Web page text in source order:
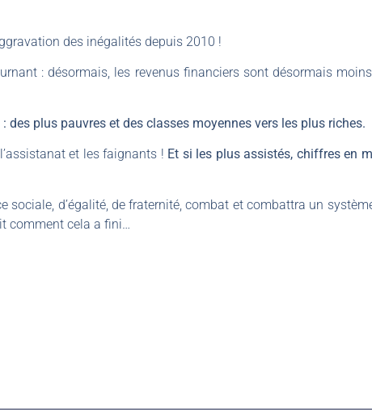
des inégalités depuis 2010 !
: désormais, les revenus financiers sont désormais
des plus pauvres et des classes moyennes vers les plus riches.
et les faignants ! Et si les plus assistés, chiffres en
sociale, d’égalité, de fraternité, combat et combattra un
comment cela a fini…